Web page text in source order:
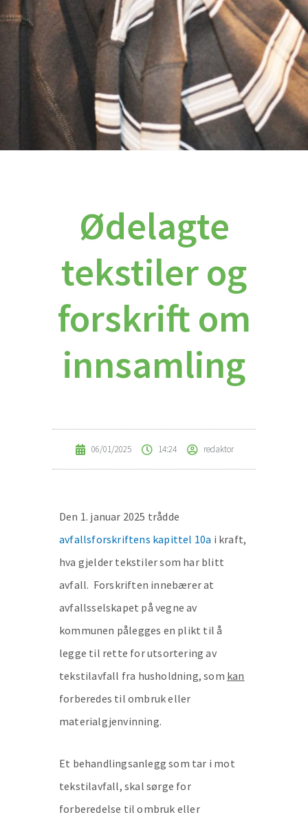
Ødelagte
tekstiler og
forskrift om
innsamling
06/01/2025 14:24 redaktor
Den 1. januar 2025 trådde
avfallsforskriftens kapittel 10a i kraft,
hva gjelder tekstiler som har blitt
avfall. Forskriften innebærer at
avfallsselskapet på vegne av
kommunen pålegges en plikt til å
legge til rette for utsortering av
tekstilavfall fra husholdning, som kan
forberedes til ombruk eller
materialgjenvinning.
Et behandlingsanlegg som tar i mot
tekstilavfall, skal sørge for
forberedelse til ombruk eller